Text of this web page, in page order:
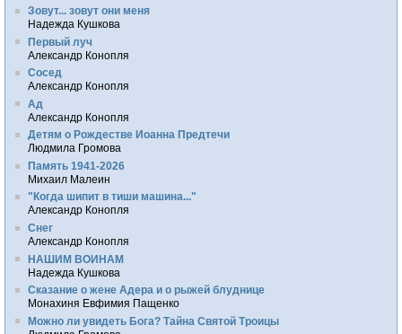
Зовут... зовут они меня
Надежда Кушкова
Первый луч
Александр Конопля
Сосед
Александр Конопля
Ад
Александр Конопля
Детям о Рождестве Иоанна Предтечи
Людмила Громова
Память 1941-2026
Михаил Малеин
"Когда шипит в тиши машина..."
Александр Конопля
Снег
Александр Конопля
НАШИМ ВОИНАМ
Надежда Кушкова
Сказание о жене Адера и о рыжей блуднице
Монахиня Евфимия Пащенко
Можно ли увидеть Бога? Тайна Святой Троицы